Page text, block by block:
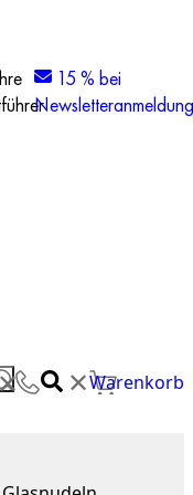
15 % bei
Newsletteranmeldung
✕Warenkorb